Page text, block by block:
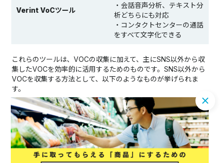
Verint VoCツール
・会話音声分析、テキスト分
析どちらにも対応
・コンタクトセンターの通話
をすべて文字化できる
これらのツールは、VOCの収集に加えて、主にSNS以外から収
集したVOCを効率的に活用するためのものです。SNS以外から
VOCを収集する方法として、以下のようなものが挙げられま
す。
コールセンター・チャットセンターなどのコンタクトセンタ
ーから収集
ECサイト内でのユーザー行動データの収集
ユーザーアンケートの実施